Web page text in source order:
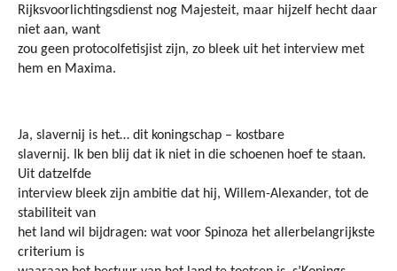
Rijksvoorlichtingsdienst nog Majesteit, maar hijzelf hecht daar
niet aan, want
zou geen protocolfetisjist zijn, zo bleek uit het interview met
hem en Maxima.
Ja, slavernij is het… dit koningschap – kostbare
slavernij. Ik ben blij dat ik niet in die schoenen hoef te staan.
Uit datzelfde
interview bleek zijn ambitie dat hij, Willem-Alexander, tot de
stabiliteit van
het land wil bijdragen: wat voor Spinoza het allerbelangrijkste
criterium is